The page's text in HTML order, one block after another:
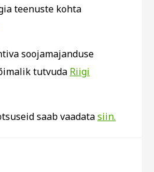
teenuste kohta
soojamajanduse
tutvuda Riigi
saab vaadatasiin.